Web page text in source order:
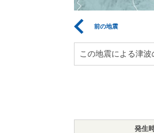
前の地震
この地震による津波
発生